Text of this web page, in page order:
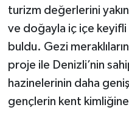
turizm değerlerini
ve doğayla iç içe keyifli
buldu. Gezi
proje ile Denizli’nin
hazinelerinin daha
gençlerin kent kimliğine